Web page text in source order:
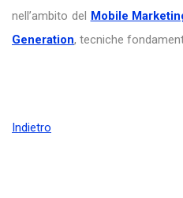
nell’ambito del Mobile
Generation, tecniche
Indietro